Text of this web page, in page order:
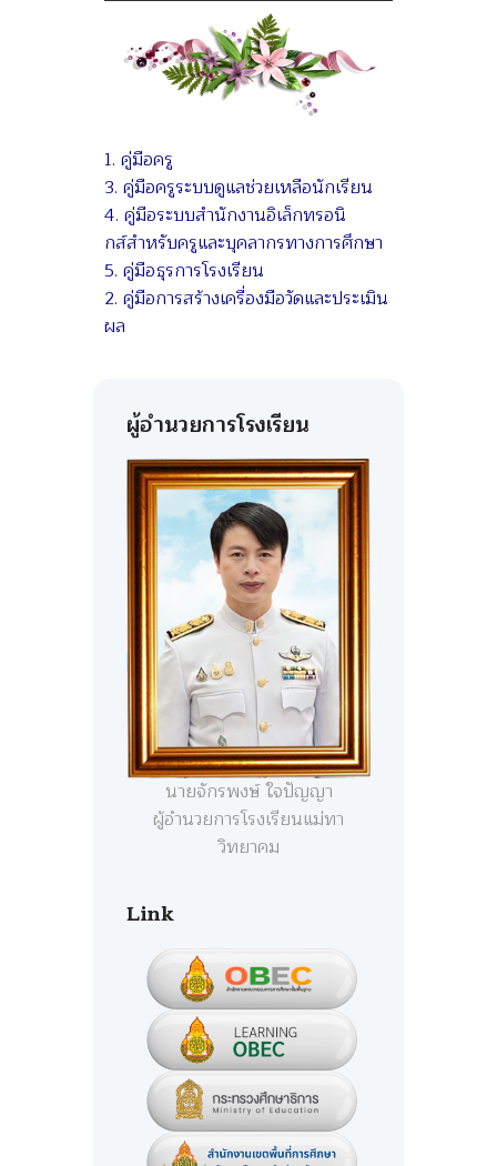
1. คู่มือครู
3. คู่มือครูระบบดูแลช่วยเหลือนักเรียน
4. คู่มือระบบสำนักงานอิเล็กทรอนิ
กส์สําหรับครูและบุคลากรทางการศึกษา
5. คู่มือธุรการโรงเรียน
2. คู่มือการสร้างเครื่องมือวัดและประเมิน
ผล
ผู้อำนวยการโรงเรียน
นายจักรพงษ์ ใจปัญญา
ผู้อำนวยการโรงเรียนแม่ทา
วิทยาคม
Link